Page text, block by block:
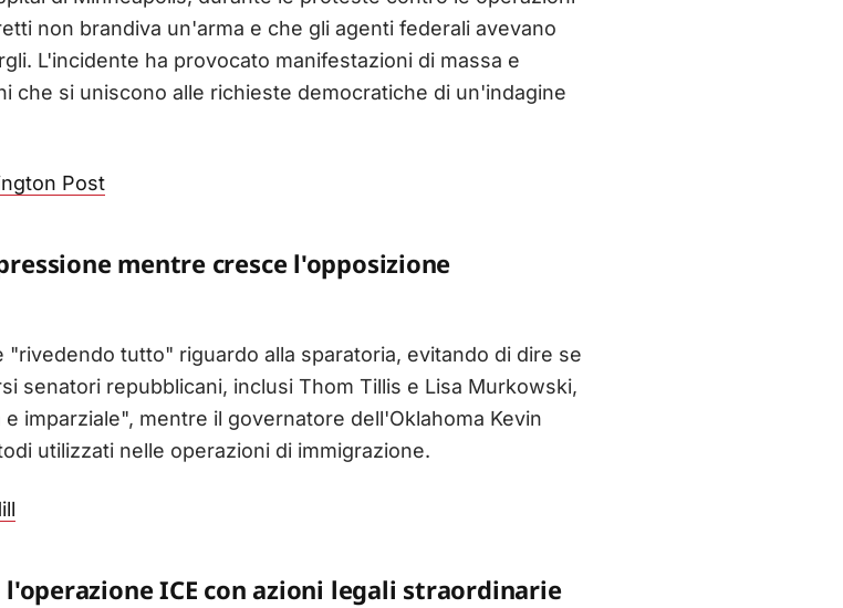
non brandiva un'arma e che gli agenti federali avevano
L'incidente ha provocato manifestazioni di massa e
che si uniscono alle richieste democratiche di un'indagine
Post
mentre cresce l'opposizione
tutto" riguardo alla sparatoria, evitando di dire se
senatori repubblicani, inclusi Thom Tillis e Lisa Murkowski,
imparziale", mentre il governatore dell'Oklahoma Kevin
utilizzati nelle operazioni di immigrazione.
ICE con azioni legali straordinarie